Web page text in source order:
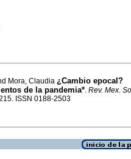
Mora, Claudia ¿Cambio epocal?
de la pandemia*. Rev. Mex.
ISSN 0188-2503